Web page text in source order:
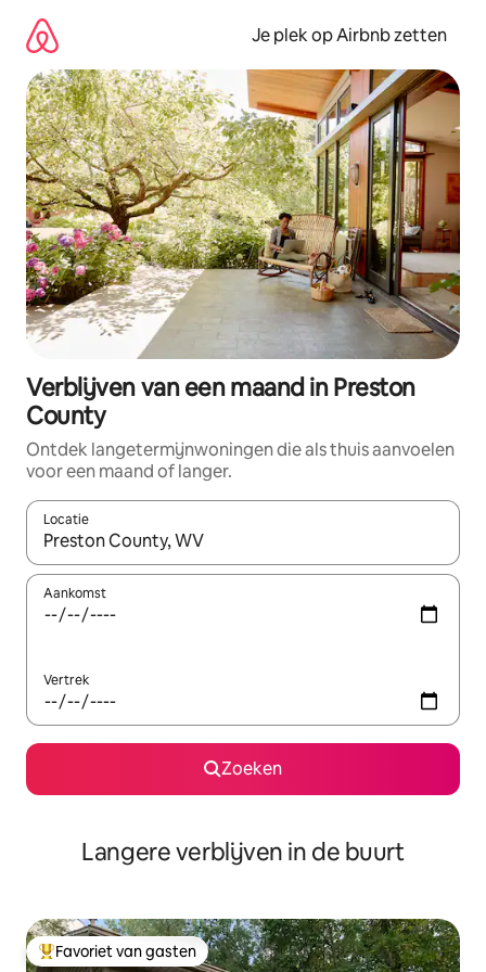
direct
naar
inhoud
Je plek op Airbnb zetten
Verblijven van een maand in Preston
County
Ontdek langetermijnwoningen die als thuis aanvoelen
voor een maand of langer.
Locatie
Wanneer er resultaten beschikbaar zijn, maak je een keuze
Aankomst
Vertrek
Zoeken
Langere verblijven in de buurt
Topfavoriet van gasten
Favoriet van gasten